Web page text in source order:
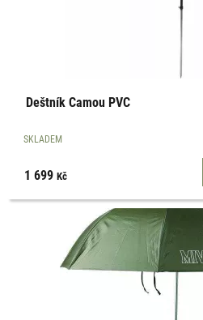
Deštník Camou PVC
SKLADEM
1 699Kč